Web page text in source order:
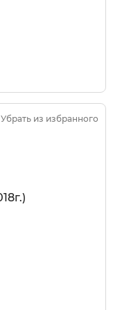
Убрать из избранного